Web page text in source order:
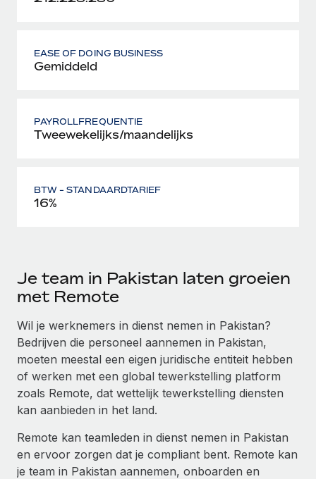
EASE OF DOING BUSINESS
Gemiddeld
PAYROLLFREQUENTIE
Tweewekelijks/maandelijks
BTW - STANDAARDTARIEF
16%
Je team in Pakistan laten groeien
met Remote
Wil je werknemers in dienst nemen in Pakistan?
Bedrijven die personeel aannemen in Pakistan,
moeten meestal een eigen juridische entiteit hebben
of werken met een global tewerkstelling platform
zoals Remote, dat wettelijk tewerkstelling diensten
kan aanbieden in het land.
Remote kan teamleden in dienst nemen in Pakistan
en ervoor zorgen dat je compliant bent. Remote kan
je team in Pakistan aannemen, onboarden en